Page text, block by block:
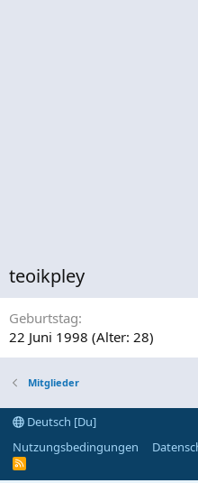
teoikpley
Geburtstag
22 Juni 1998 (Alter: 28)
Mitglieder
Deutsch [Du]
Nutzungsbedingungen
R